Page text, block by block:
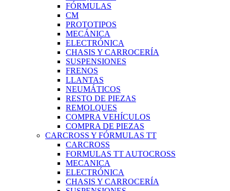
FÓRMULAS
CM
PROTOTIPOS
MECÁNICA
ELECTRÓNICA
CHASIS Y CARROCERÍA
SUSPENSIONES
FRENOS
LLANTAS
NEUMÁTICOS
RESTO DE PIEZAS
REMOLQUES
COMPRA VEHÍCULOS
COMPRA DE PIEZAS
CARCROSS Y FÓRMULAS TT
CARCROSS
FORMULAS TT AUTOCROSS
MECANICA
ELECTRÓNICA
CHASIS Y CARROCERÍA